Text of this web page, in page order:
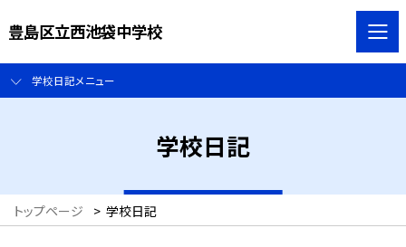
豊島区立西池袋中学校
学校日記メニュー
学校日記
トップページ > 学校日記